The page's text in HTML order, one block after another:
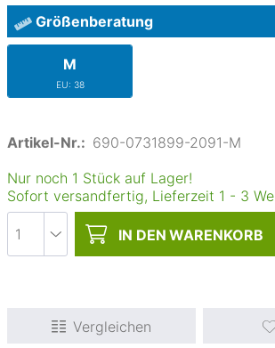
Größenberatung
M
EU: 38
Artikel-Nr.: 690-0731899-2091-M
Nur noch 1 Stück auf Lager!
Sofort versandfertig, Lieferzeit 1 - 3
IN DEN WARENKORB
Vergleichen